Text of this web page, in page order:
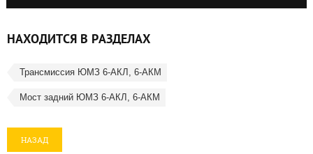
НАХОДИТСЯ В РАЗДЕЛАХ
Трансмиссия ЮМЗ 6-АКЛ, 6-АКМ
Мост задний ЮМЗ 6-АКЛ, 6-АКМ
НАЗАД